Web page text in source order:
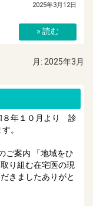
2025年3月12日
» 読む
月: 2025年3月
年１０月より 診
。
ご案内 「地域をひ
り組む在宅医の現
きましたありがと